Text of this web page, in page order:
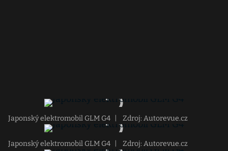
Japonský elektromobil GLM G4 Zdroj: Autorevue.cz
Japonský elektromobil GLM G4 Zdroj: Autorevue.cz